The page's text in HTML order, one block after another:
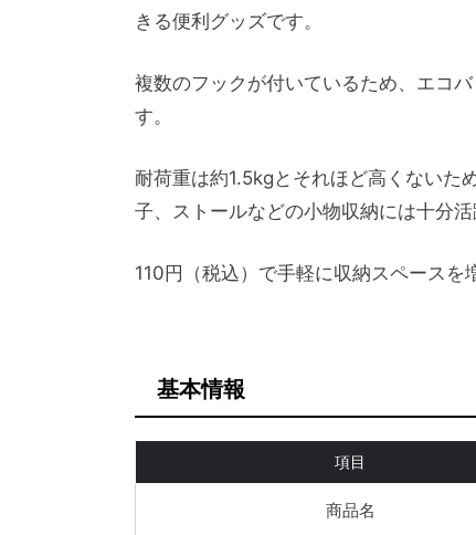
きる便利グッズです。
複数のフックが付いているため、エコ
す。
耐荷重は約1.5kgとそれほど高くないた
子、ストールなどの小物収納には十分活
110円（税込）で手軽に収納スペースを
基本情報
項目
商品名